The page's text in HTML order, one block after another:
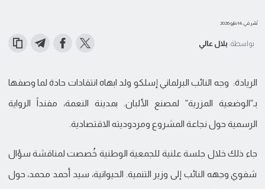
نُشر في: 14 مايو 2026
بواسطة: بلال عالي
الريادة: وجه النائب البرلماني إسلكو ولد ابهاه انتقادات حادة لما وصفها
بـ”الوضعية المزرية” لمصنع الألبان. بمدينة النعمة، مفنداً الرواية
الرسمية حول نجاعة المشروع ومردوديته الاقتصادية.
جاء ذلك خلال جلسة علنية للجمعية الوطنية خُصصت لمناقشة سؤال
شفوي وجهه النائب إلى وزير التنمية. الحيوانية، سيد أحمد محمد، حول